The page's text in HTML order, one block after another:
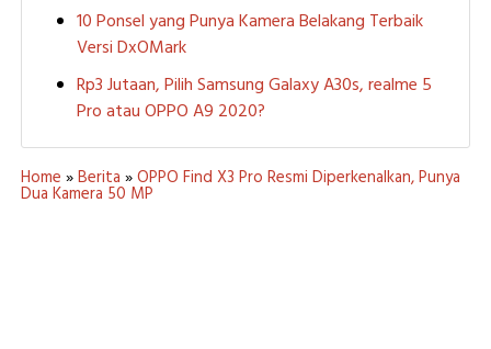
10 Ponsel yang Punya Kamera Belakang Terbaik
Versi DxOMark
Rp3 Jutaan, Pilih Samsung Galaxy A30s, realme 5
Pro atau OPPO A9 2020?
Home »Berita »OPPO Find X3 Pro Resmi Diperkenalkan, Punya
Dua Kamera 50 MP